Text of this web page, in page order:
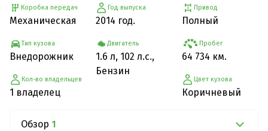
Коробка передач
Механическая
Тип кузова
Внедорожник
Кол-во владельцев
1 владелец
Год выпуска
2014 год.
Двигатель
1.6 л, 102 л.с.,
Бензин
Привод
Полный
Пробег
64 734 км.
Цвет кузова
Коричневый
Обзор 1